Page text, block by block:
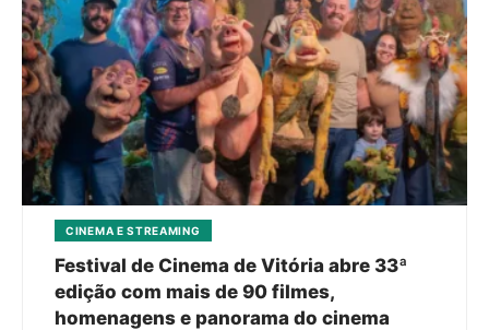
CINEMA E STREAMING
Festival de Cinema de Vitória abre 33ª
edição com mais de 90 filmes,
homenagens e panorama do cinema